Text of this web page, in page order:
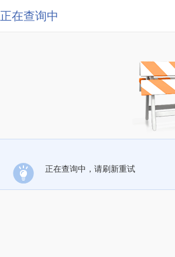
正在查询中
正在查询中，请刷新重试